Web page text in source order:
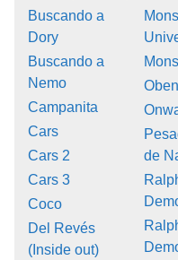
Buscando a
Dory
Buscando a
Nemo
Campanita
Cars
Cars 2
Cars 3
Coco
Del Revés
(Inside out)
Oben
de